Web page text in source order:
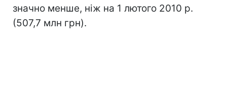
значно менше, ніж на 1 лютого 2010 р.
(507,7 млн грн).